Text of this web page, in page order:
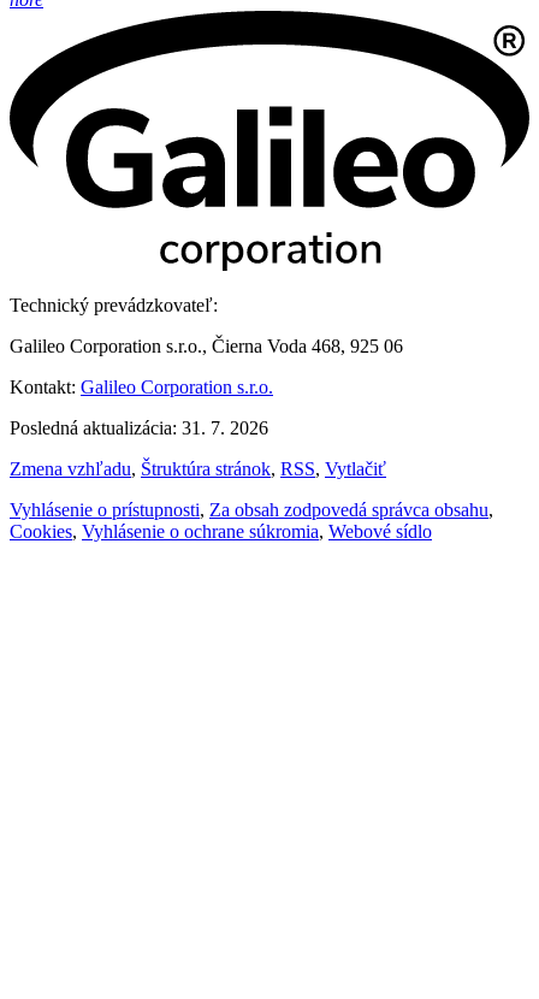
Technický prevádzkovateľ:
Galileo Corporation s.r.o., Čierna Voda 468, 925 06
Kontakt: Galileo Corporation s.r.o.
Posledná aktualizácia: 31. 7. 2026
Zmena vzhľadu, Štruktúra stránok, RSS, Vytlačiť
Vyhlásenie o prístupnosti, Za obsah zodpovedá správca obsahu,
Cookies, Vyhlásenie o ochrane súkromia, Webové sídlo